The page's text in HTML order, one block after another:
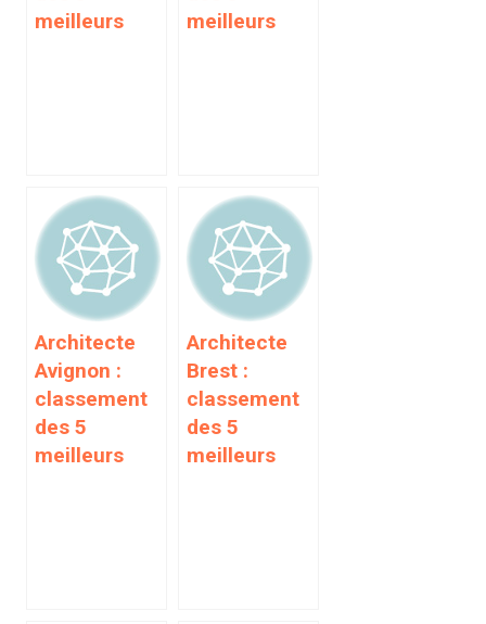
meilleurs
meilleurs
Architecte
Avignon :
classement
des 5
meilleurs
Architecte
Brest :
classement
des 5
meilleurs